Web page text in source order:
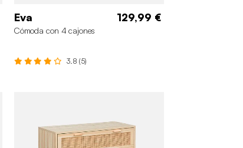
Eva 129,99 €
Cómoda con 4 cajones
3.8 (5)